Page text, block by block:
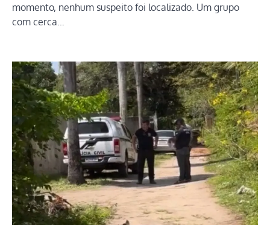
momento, nenhum suspeito foi localizado. Um grupo
com cerca…